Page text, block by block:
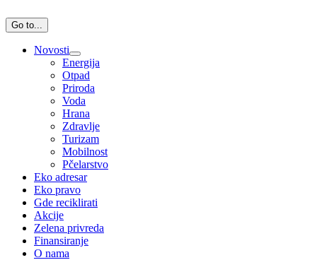
Go to...
Novosti
Energija
Otpad
Priroda
Voda
Hrana
Zdravlje
Turizam
Mobilnost
Pčelarstvo
Eko adresar
Eko pravo
Gde reciklirati
Akcije
Zelena privreda
Finansiranje
O nama